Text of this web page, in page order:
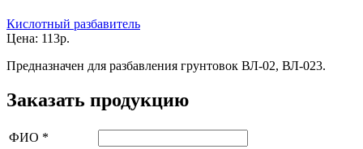
Кислотный разбавитель
Цена: 113р.
Предназначен для разбавления грунтовок ВЛ-02, ВЛ-023.
Заказать продукцию
ФИО *